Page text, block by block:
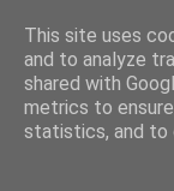
This site uses
and to analyze
shared with
metrics to
statistics, and to